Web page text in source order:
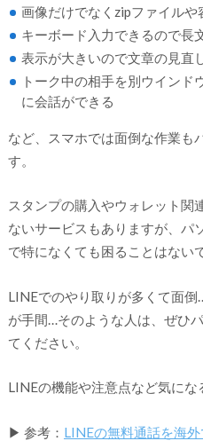
画像だけでなくzipファイル
キーボード入力できるので長
表示が大きいので文章の見直
トーク中の相手を別ウイン
に会話ができる
など、スマホでは面倒な作業も
す。
スタンプの購入やウォレット関
ないサービスもありますが、パ
で特になくても困ることはない
LINEでのやり取りが多くて面
が手間…そのような人は、ぜひ
てください。
LINEの機能や注意点など気に
▶ 参考： LINEの無料通話を海